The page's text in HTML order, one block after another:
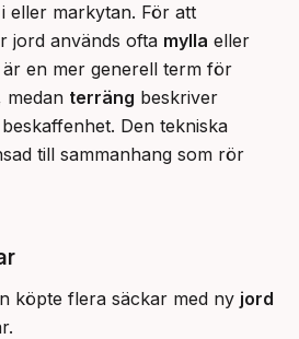
eller markytan. För att
jord används ofta mylla
är en mer generell term för
medan terräng beskriver
Den tekniska
till sammanhang som rör
köpte flera säckar med ny jord